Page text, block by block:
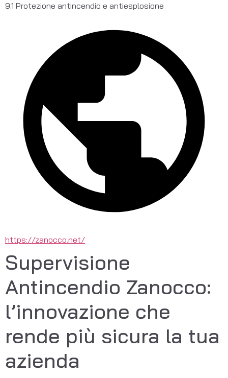
9.1 Protezione antincendio e antiesplosione
https://zanocco.net/
Supervisione
Antincendio Zanocco:
l’innovazione che
rende più sicura la tua
azienda